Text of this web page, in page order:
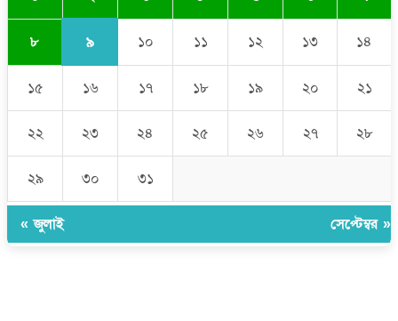
৮ ৯ ১০ ১১ ১২ ১৩ ১৪
১৫ ১৬ ১৭ ১৮ ১৯ ২০ ২১
২২ ২৩ ২৪ ২৫ ২৬ ২৭ ২৮
২৯ ৩০ ৩১
« জুলাই সেপ্টেম্বর »